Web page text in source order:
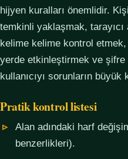
hijyen kuralları önemlidir.
temkinli yaklaşmak, tarayıcı
kelime kelime kontrol
yerde etkinleştirmek ve
kullanıcıyı sorunların büyük
Pratik kontrol listesi
Alan adındaki harf
benzerlikleri).